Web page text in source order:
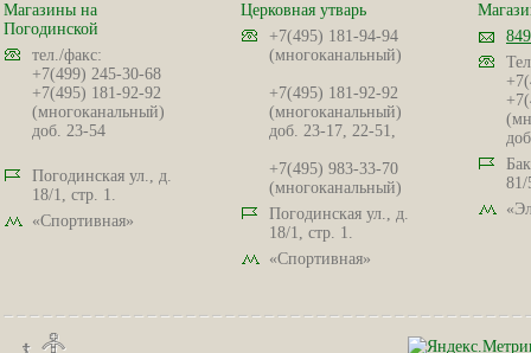
Магазины на
Погодинской
тел./факс:
+7(499) 245-30-68
+7(495) 181-92-92
(многоканальный)
доб. 23-54
Погодинская ул., д.
18/1, стр. 1.
«Спортивная»
Церковная утварь
+7(495) 181-94-94
(многоканальный)
+7(495) 181-92-92
(многоканальный)
доб. 23-17, 22-51,
+7(495) 983-33-70
(многоканальный)
Погодинская ул., д.
18/1, стр. 1.
«Спортивная»
81/